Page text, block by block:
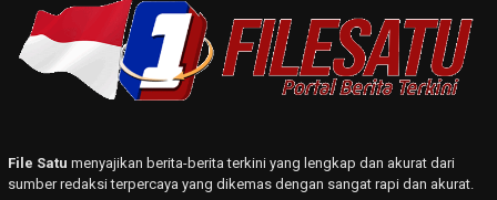
File Satu menyajikan berita-berita terkini yang lengkap dan akurat dari
sumber redaksi terpercaya yang dikemas dengan sangat rapi dan akurat.